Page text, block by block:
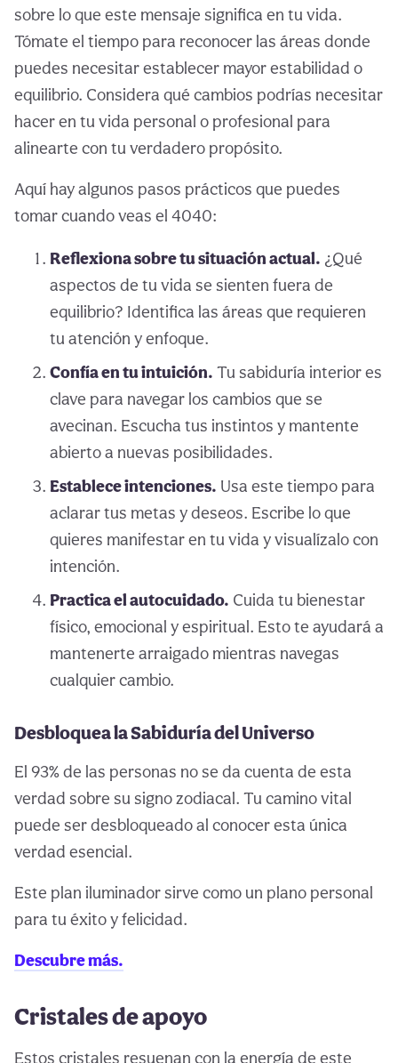
sobre lo que este mensaje significa en tu vida.
Tómate el tiempo para reconocer las áreas donde
puedes necesitar establecer mayor estabilidad o
equilibrio. Considera qué cambios podrías necesitar
hacer en tu vida personal o profesional para
alinearte con tu verdadero propósito.
Aquí hay algunos pasos prácticos que puedes
tomar cuando veas el 4040:
Reflexiona sobre tu situación actual. ¿Qué
aspectos de tu vida se sienten fuera de
equilibrio? Identifica las áreas que requieren
tu atención y enfoque.
Confía en tu intuición. Tu sabiduría interior es
clave para navegar los cambios que se
avecinan. Escucha tus instintos y mantente
abierto a nuevas posibilidades.
Establece intenciones. Usa este tiempo para
aclarar tus metas y deseos. Escribe lo que
quieres manifestar en tu vida y visualízalo con
intención.
Practica el autocuidado. Cuida tu bienestar
físico, emocional y espiritual. Esto te ayudará a
mantenerte arraigado mientras navegas
cualquier cambio.
Desbloquea la Sabiduría del Universo
El 93% de las personas no se da cuenta de esta
verdad sobre su signo zodiacal. Tu camino vital
puede ser desbloqueado al conocer esta única
verdad esencial.
Este plan iluminador sirve como un plano personal
para tu éxito y felicidad.
Descubre más.
Cristales de apoyo
Estos cristales resuenan con la energía de este